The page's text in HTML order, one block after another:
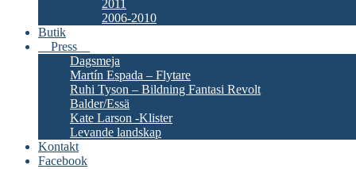
2011
2006-2010
Butik
Press
Dagsmeja
Martín Espada – Flytare
Ruhi Tyson – Bildning Fantasi Revolt
Balder/Essä
Kate Larson -Klister
Levande landskap
Kontakt
Facebook